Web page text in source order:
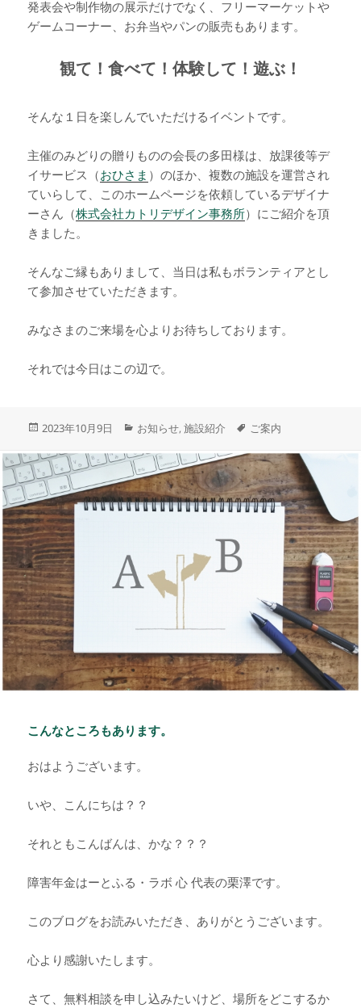
発表会や制作物の展示だけでなく、フリーマーケットや
ゲームコーナー、お弁当やパンの販売もあります。
観て！食べて！体験して！遊ぶ！
そんな１日を楽しんでいただけるイベントです。
主催のみどりの贈りものの会長の多田様は、放課後等デ
イサービス（おひさま ）のほか、複数の施設を運営され
ていらして、このホームページを依頼しているデザイナ
ーさん（株式会社カトリデザイン事務所）にご紹介を頂
きました。
そんなご縁もありまして、当日は私もボランティアとし
て参加させていただきます。
みなさまのご来場を心よりお待ちしております。
それでは今日はこの辺で。
投
日:
2023年10月9日
カ
ゴ
リ
ー
お知らせ,施設紹介
タ
ご案内
こんなところもあります。
おはようございます。
いや、こんにちは？？
それともこんばんは、かな？？？
障害年金はーとふる・ラボ 心 代表の栗澤です。
このブログをお読みいただき、ありがとうございます。
心より感謝いたします。
さて、無料相談を申し込みたいけど、場所をどこするか